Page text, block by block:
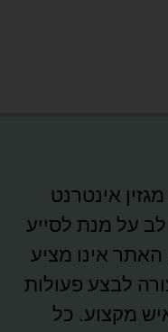
אינטרנט
על מנת לסייע
אינו מציע
לבצע פעולות
מקצוע. כל